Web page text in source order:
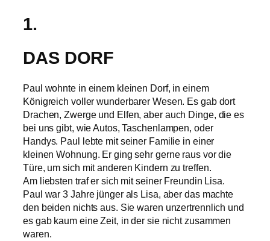
1.
DAS DORF
Paul wohnte in einem kleinen Dorf, in einem
Königreich voller wunderbarer Wesen. Es gab dort
Drachen, Zwerge und Elfen, aber auch Dinge, die es
bei uns gibt, wie Autos, Taschenlampen, oder
Handys. Paul lebte mit seiner Familie in einer
kleinen Wohnung. Er ging sehr gerne raus vor die
Türe, um sich mit anderen Kindern zu treffen.
Am liebsten traf er sich mit seiner Freundin Lisa.
Paul war 3 Jahre jünger als Lisa, aber das machte
den beiden nichts aus. Sie waren unzertrennlich und
es gab kaum eine Zeit, in der sie nicht zusammen
waren.